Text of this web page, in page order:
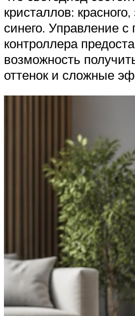
кристаллов: красного,
синего. Управление
контроллера
возможность
оттенок и сложные